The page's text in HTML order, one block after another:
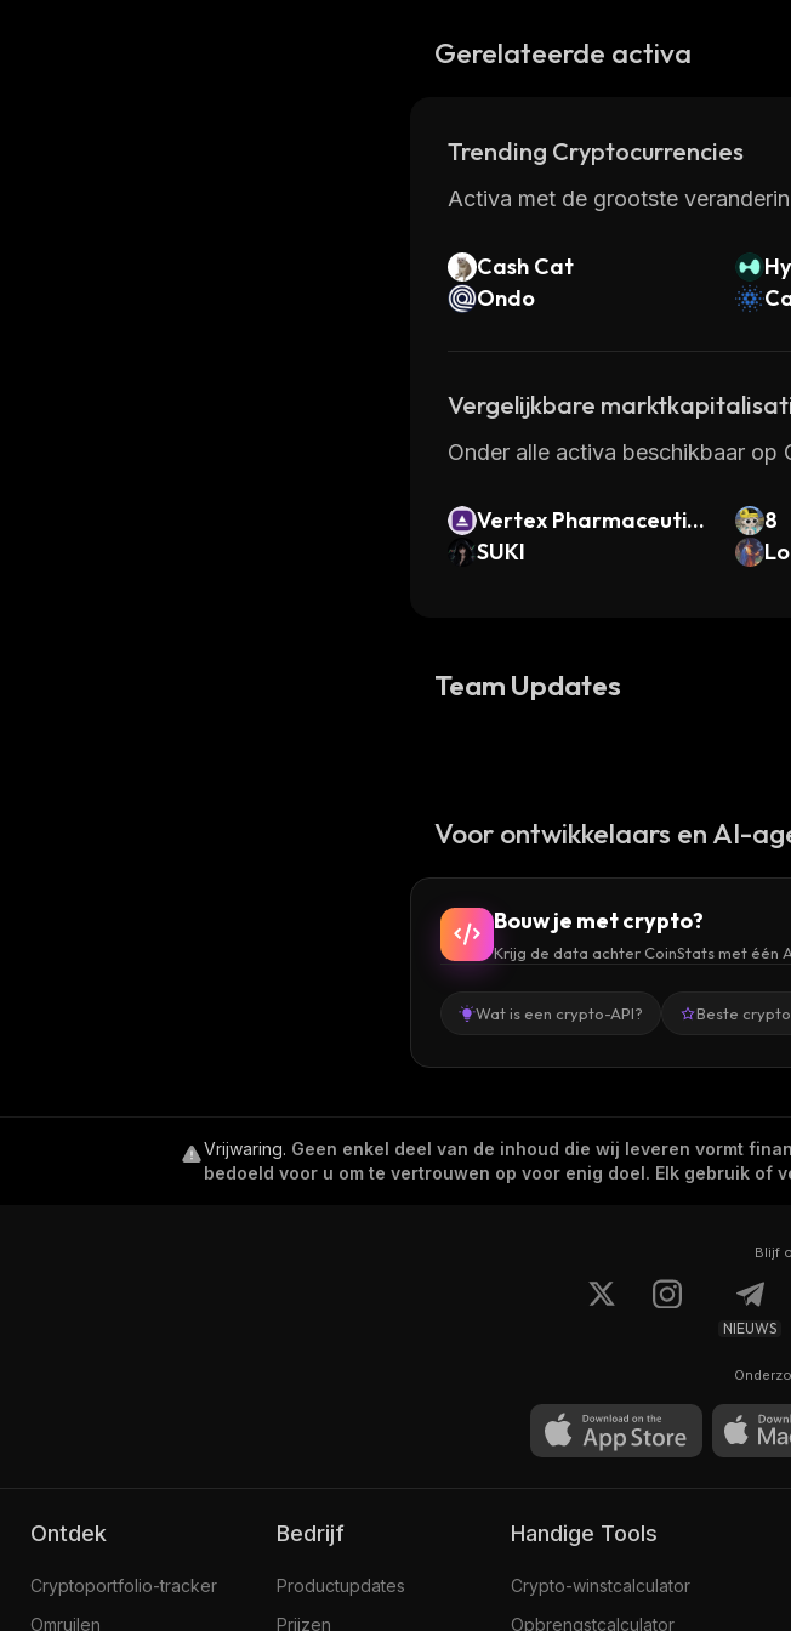
Gerelateerde activa
Trending Cryptocurrencies
Activa met de grootste
Cash Cat
Ondo
Vergelijkbare
Onder alle activa beschikbaar op
Vertex Pharmaceutic
als (Ondo Tokenized)
8
SUKI
Team Updates
Voor ontwikkelaars en AI-
Bouw je met crypto?
Krijg de data achter CoinStats met één
Wat is een crypto-API? Beste
Vrijwaring. Geen enkel deel van de inhoud die wij leveren vormt
bedoeld voor u om te vertrouwen op voor enig doel. Elk gebruik
Blijf
NIEUWS
Ontdek
Cryptoportfolio-tracker
Omruilen
Bedrijf
Productupdates
Prijzen
Handige Tools
Crypto-winstcalculator
Opbrengstcalculator